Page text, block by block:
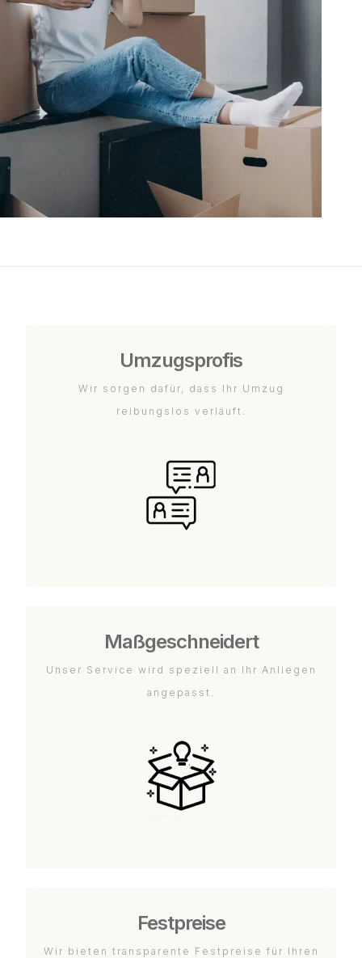
Umzugsprofis
Wir sorgen dafür, dass Ihr Umzug
reibungslos verläuft.
Maßgeschneidert
Unser Service wird speziell an Ihr Anliegen
angepasst.
Festpreise
Wir bieten transparente Festpreise für Ihren